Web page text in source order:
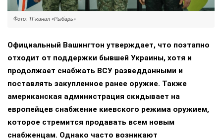
Фото: ТГ-канал «Рыбарь»
Официальный Вашингтон утверждает, что поэтапно
отходит от поддержки бывшей Украины, хотя и
продолжает снабжать ВСУ разведданными и
поставлять закупленное ранее оружие. Также
американская администрация скидывает на
европейцев снабжение киевского режима оружием,
которое стремится продавать всем новым
снабженцам. Однако часто возникают